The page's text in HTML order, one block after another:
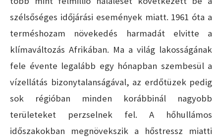
szélsőséges időjárási események miatt. 1961 óta a
terméshozam növekedés harmadát elvitte a
klímaváltozás Afrikában. Ma a világ lakosságának
fele évente legalább egy hónapban szembesül a
vízellátás bizonytalanságával, az erdőtüzek pedig
sok régióban minden korábbinál nagyobb
területeket perzselnek fel. A hőhullámos
időszakokban megnövekszik a hőstressz miatti